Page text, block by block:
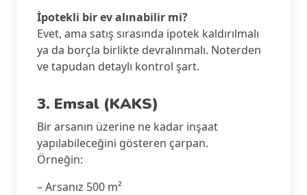
İpotekli bir ev alınabilir mi?
Evet, ama satış sırasında ipotek kaldırılmalı
ya da borçla birlikte devralınmalı. Noterden
ve tapudan detaylı kontrol şart.
3. Emsal (KAKS)
Bir arsanın üzerine ne kadar inşaat
yapılabileceğini gösteren çarpan.
Örneğin:
– Arsanız 500 m²